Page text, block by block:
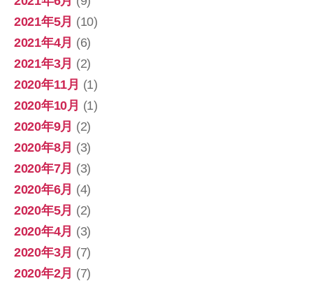
2021年5月 (10)
2021年4月 (6)
2021年3月 (2)
2020年11月 (1)
2020年10月 (1)
2020年9月 (2)
2020年8月 (3)
2020年7月 (3)
2020年6月 (4)
2020年5月 (2)
2020年4月 (3)
2020年3月 (7)
2020年2月 (7)